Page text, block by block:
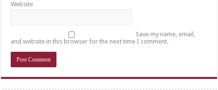
Website
Save my name, email,
and website in this browser for the next time I comment.